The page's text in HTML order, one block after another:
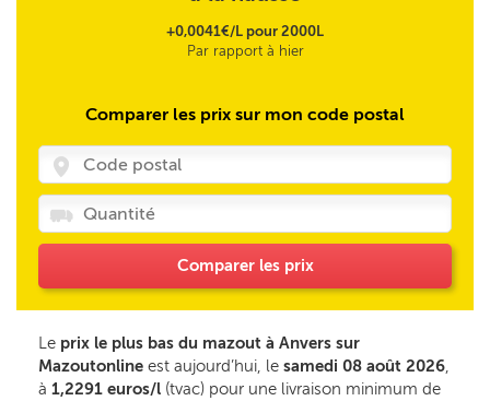
+0,0041€/L pour 2000L
Par rapport à hier
Comparer les prix sur mon code postal
Comparer les prix
Le prix le plus bas du mazout à Anvers sur
Mazoutonline est aujourd’hui, le samedi 08 août 2026,
à 1,2291 euros/l (tvac) pour une livraison minimum de